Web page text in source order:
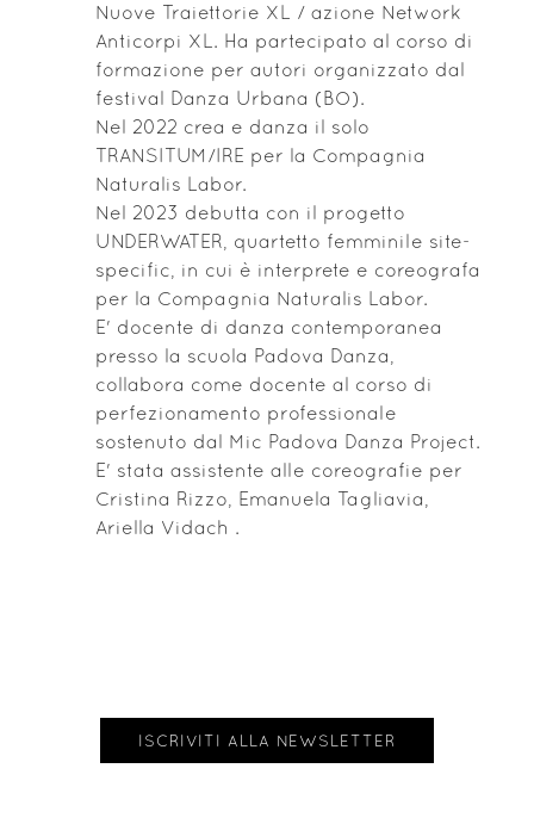
Nuove Traiettorie XL / azione Network
Anticorpi XL. Ha partecipato al corso di
formazione per autori organizzato dal
festival Danza Urbana (BO).
Nel 2022 crea e danza il solo
TRANSITUM/IRE per la Compagnia
Naturalis Labor.
Nel 2023 debutta con il progetto
UNDERWATER, quartetto femminile site-
specific, in cui è interprete e coreografa
per la Compagnia Naturalis Labor.
E' docente di danza contemporanea
presso la scuola Padova Danza,
collabora come docente al corso di
perfezionamento professionale
sostenuto dal Mic Padova Danza Project.
E' stata assistente alle coreografie per
Cristina Rizzo, Emanuela Tagliavia,
Ariella Vidach .
ISCRIVITI ALLA NEWSLETTER